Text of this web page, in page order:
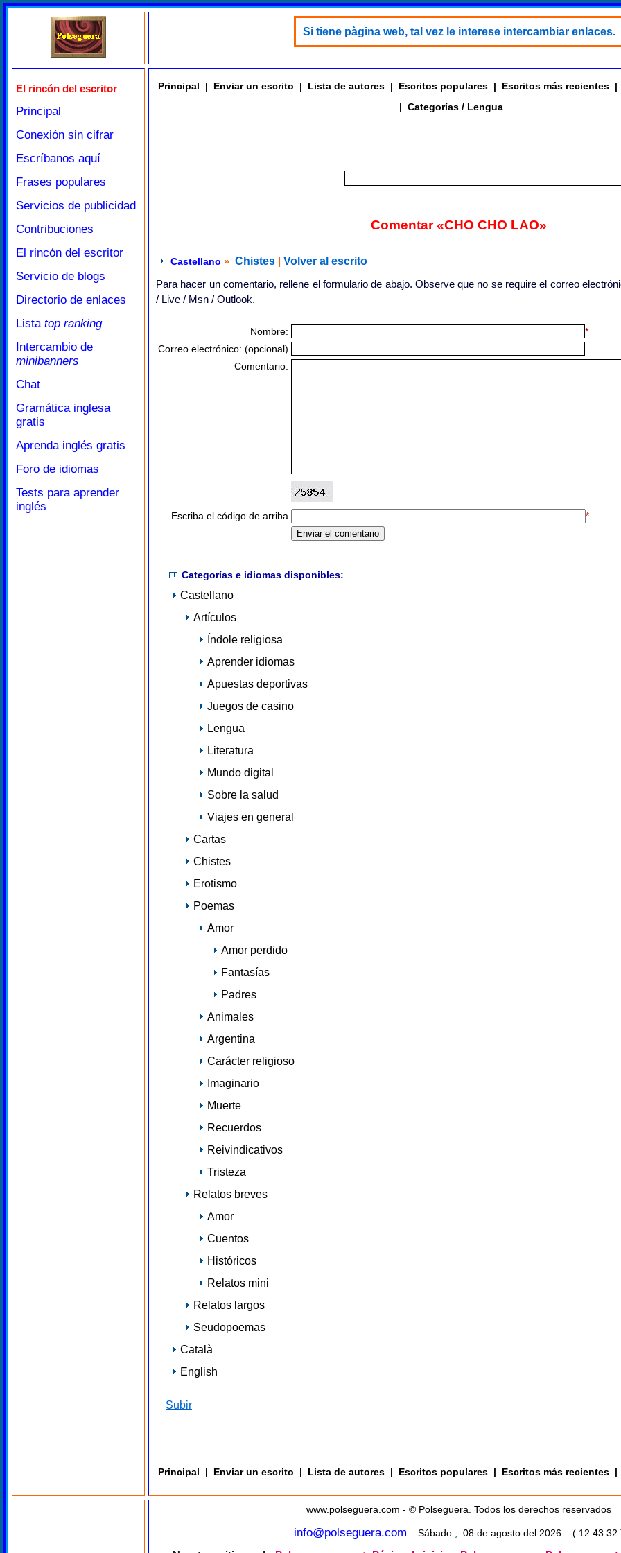
Si tiene pàgina web, tal vez le interese intercambiar enlaces.
El rincón del escritor
Principal
Conexión sin cifrar
Escríbanos aquí
Frases populares
Servicios de publicidad
Contribuciones
El rincón del escritor
Servicio de blogs
Directorio de enlaces
Lista top ranking
Intercambio de
minibanners
Chat
Gramática inglesa
gratis
Aprenda inglés gratis
Foro de idiomas
Tests para aprender
inglés
Principal | Enviar un escrito | Lista de autores | Escritos populares | Escritos más recientes |
| Categorías / Lengua
Comentar «CHO CHO LAO»
Castellano » Chistes | Volver al escrito
Para hacer un comentario, rellene el formulario de abajo. Observe que no se require el correo
/ Live / Msn / Outlook.
Nombre:
*
Correo electrónico: (opcional)
Comentario:
Escriba el código de arriba *
Categorías e idiomas disponibles:
Castellano
Artículos
Índole religiosa
Aprender idiomas
Apuestas deportivas
Juegos de casino
Lengua
Literatura
Mundo digital
Sobre la salud
Viajes en general
Cartas
Chistes
Erotismo
Poemas
Amor
Amor perdido
Fantasías
Padres
Animales
Argentina
Carácter religioso
Imaginario
Muerte
Recuerdos
Reivindicativos
Tristeza
Relatos breves
Amor
Cuentos
Históricos
Relatos mini
Relatos largos
Seudopoemas
Català
English
Subir
Principal | Enviar un escrito | Lista de autores | Escritos populares | Escritos más recientes |
www.polseguera.com - © Polseguera. Todos los derechos reservados
info@polseguera.com
Sábado , 08 de agosto del 2026 ( 12:43:32